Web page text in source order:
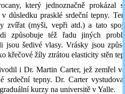
který jednoznačně prokázal
důsledku prasklé srdeční tepny.
zvířat (myši, vepři atd.) a tato
způsobuje též řadu jiných
jsou šedivé vlasy. Vrásky jsou
křečové žíly ztrátou elasticity stěn
Dr. Martin Carter, jež zemřel ve
srdeční tepny. Dr. Carter
kurzy na universitě v Yalle.